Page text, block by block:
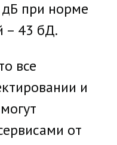
дБ при норме
– 43 бД.
все
и
от